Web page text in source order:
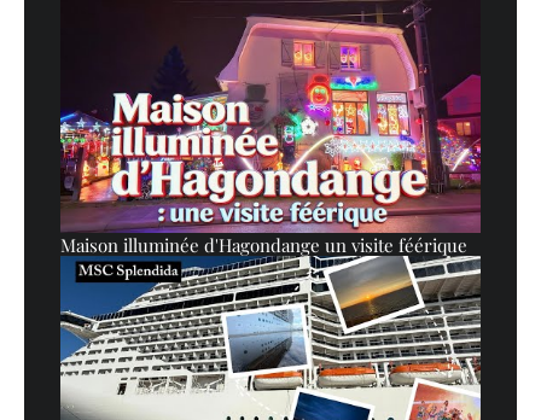
Maison illuminée d'Hagondange un visite féérique